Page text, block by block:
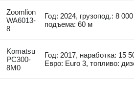
Zoomlion
WA6013-
8
Год: 2024, грузопод.: 8
подъема: 60 м
Komatsu
PC300-
8M0
Год: 2017, наработка: 15
Евро: Euro 3, топливо: